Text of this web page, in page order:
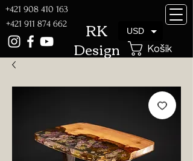
Design
RK
+421 908 410 163
Košík
+421 911 874 662
USD